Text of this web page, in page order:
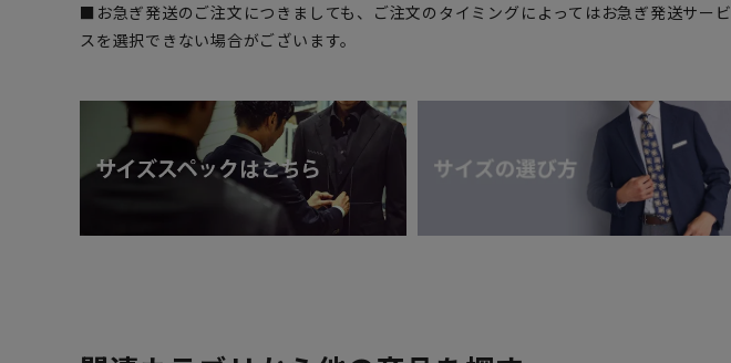
■お急ぎ発送のご注文につきましても、ご注文のタイミングによってはお急ぎ発送サービ
スを選択できない場合がございます。